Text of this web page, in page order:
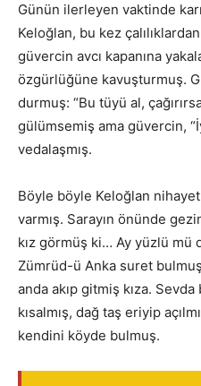
Günün ilerleyen vaktinde
Keloğlan, bu kez
güvercin avcı kapanına
özgürlüğüne kavuşturmuş.
durmuş: “Bu tüyü al,
gülümsemiş ama güvercin,
vedalaşmış.
Böyle böyle Keloğlan
varmış. Sarayın önünde
kız görmüş ki… Ay yüzlü mü
Zümrüd-ü Anka suret bulmuş
anda akıp gitmiş kıza.
kısalmış, dağ taş eriyip
kendini köyde bulmuş.